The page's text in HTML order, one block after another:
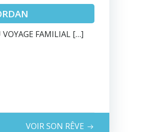
FAMILIAL […]
VOIR SON RÊVE